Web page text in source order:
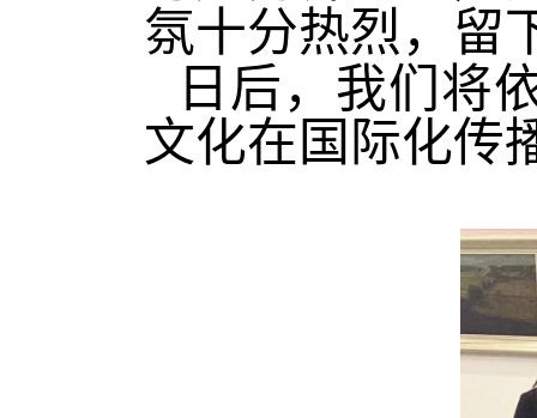
氛十分热烈，留
日后，我们将
文化在国际化传